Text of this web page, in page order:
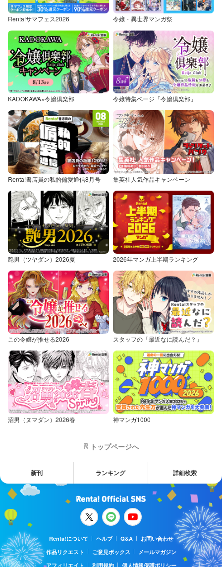
Renta!サマフェス2026 令嬢・異世界マンガ祭
KADOKAWA×令嬢倶楽部 令嬢特集ページ「令嬢倶楽部」
Renta!書店員の私的偏愛通信8月号 集英社人気作品キャンペーン
艶男（ツヤダン）2026夏 2026年マンガ上半期ランキング
この令嬢が推せる2026 スタッフの「最近なに読んだ？」
沼男（ヌマダン）2026春 神マンガ1000
トップページへ
新刊 ランキング 詳細検索
Renta!について ヘルプ Q&A
お問い合わせ
作品リクエスト
ご意見ボックス
メールマガジン
アフィリエイト
利用規約 個人情報保護ポリシー